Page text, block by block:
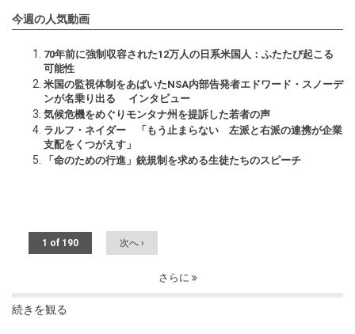
今週の人気動画
70年前に強制収容された12万人の日系米国人：ふたたび起こる
可能性
米国の監視体制をあばいたNSA内部告発者エドワード・スノーデ
ンが名乗り出る インタビュー
気候危機をめぐりモンタナ州を提訴した若者の声
ラルフ・ネイダー 「もう止まらない 左派と右派の連携が企業
支配をくつがえす」
「命のための行進」銃規制を求める生徒たちのスピーチ
1 of 190 次へ ›
さらに
続きを観る